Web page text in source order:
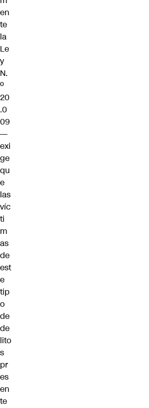
en
te
la
Le
y
N.
º
20
.0
09
—
exi
ge
qu
e
las
víc
ti
m
as
de
est
e
tip
o
de
de
lito
s
pr
es
en
te